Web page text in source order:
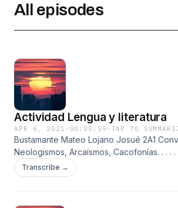
All episodes
Actividad Lengua y literatura
APR 6, 2021 · 00:00:59 · TAP TO
Bustamante Mateo Lojano Josué 2A1
Neologismos, Arcaísmos, Cacofonías. . . . . .
.
Transcribe →